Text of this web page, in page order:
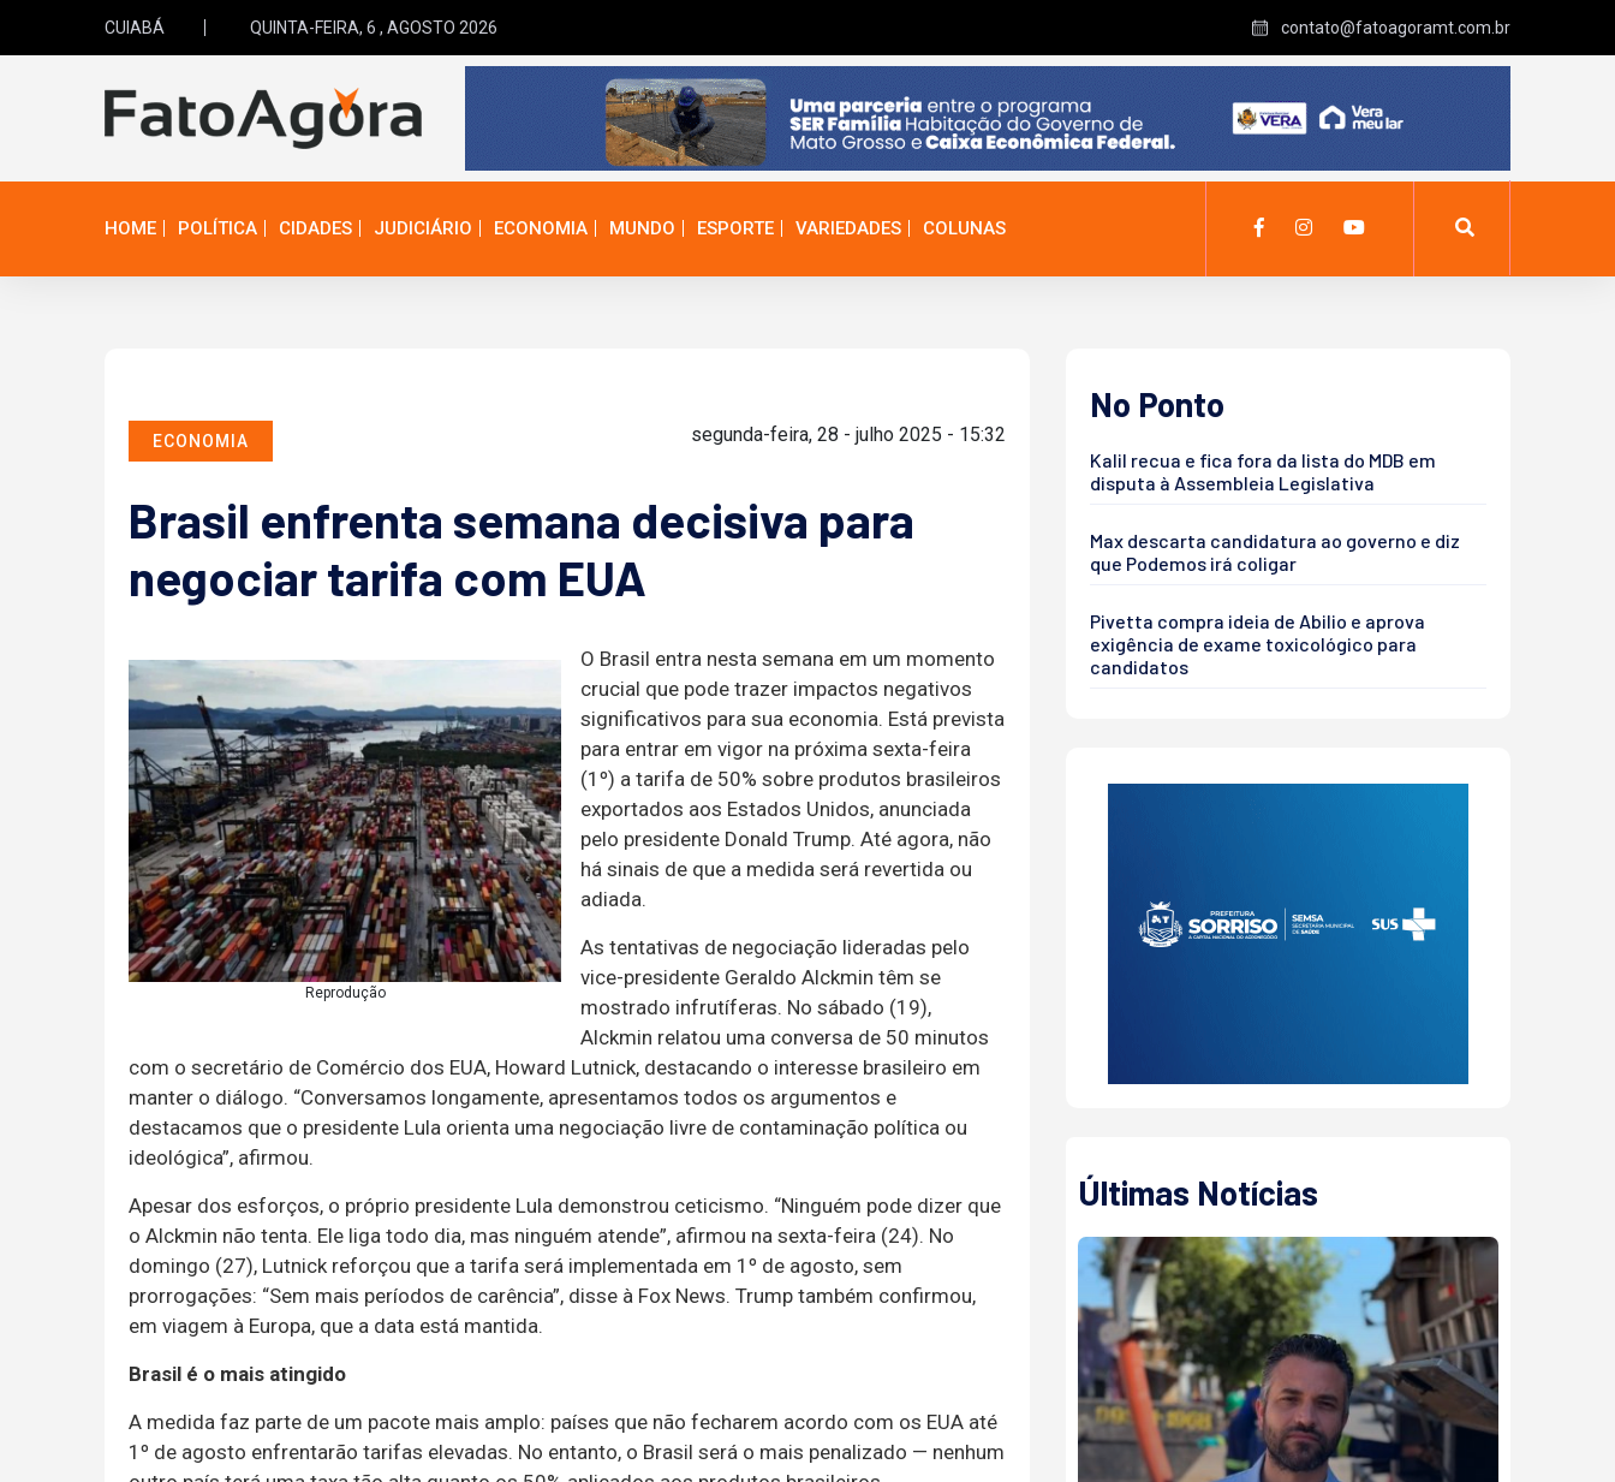
CUIABÁ QUINTA-FEIRA, 6 , AGOSTO 2026 contato@fatoagoramt.com.br
HOME POLÍTICA CIDADES JUDICIÁRIO ECONOMIA MUNDO ESPORTE VARIEDADES COLUNAS
ECONOMIA segunda-feira, 28 - julho 2025 - 15:32
Brasil enfrenta semana decisiva para
negociar tarifa com EUA
Reprodução
O Brasil entra nesta semana em um momento
crucial que pode trazer impactos negativos
significativos para sua economia. Está prevista
para entrar em vigor na próxima sexta-feira
(1º) a tarifa de 50% sobre produtos brasileiros
exportados aos Estados Unidos, anunciada
pelo presidente Donald Trump. Até agora, não
há sinais de que a medida será revertida ou
adiada.
As tentativas de negociação lideradas pelo
vice-presidente Geraldo Alckmin têm se
mostrado infrutíferas. No sábado (19),
Alckmin relatou uma conversa de 50 minutos
com o secretário de Comércio dos EUA, Howard Lutnick, destacando o interesse brasileiro em
manter o diálogo. “Conversamos longamente, apresentamos todos os argumentos e
destacamos que o presidente Lula orienta uma negociação livre de contaminação política ou
ideológica”, afirmou.
Apesar dos esforços, o próprio presidente Lula demonstrou ceticismo. “Ninguém pode dizer que
o Alckmin não tenta. Ele liga todo dia, mas ninguém atende”, afirmou na sexta-feira (24). No
domingo (27), Lutnick reforçou que a tarifa será implementada em 1º de agosto, sem
prorrogações: “Sem mais períodos de carência”, disse à Fox News. Trump também confirmou,
em viagem à Europa, que a data está mantida.
Brasil é o mais atingido
A medida faz parte de um pacote mais amplo: países que não fecharem acordo com os EUA até
1º de agosto enfrentarão tarifas elevadas. No entanto, o Brasil será o mais penalizado — nenhum
No Ponto
Kalil recua e fica fora da lista do MDB em
disputa à Assembleia Legislativa
Max descarta candidatura ao governo e diz
que Podemos irá coligar
Pivetta compra ideia de Abilio e aprova
exigência de exame toxicológico para
candidatos
Últimas Notícias